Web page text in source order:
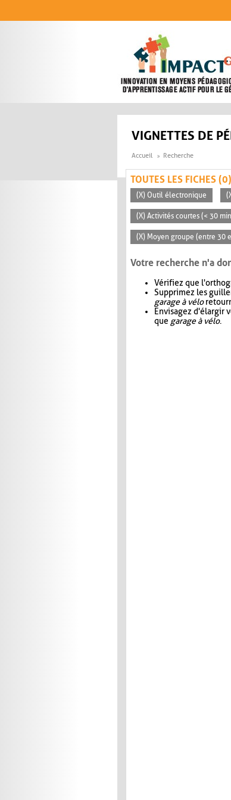
VIGNETTES DE
Accueil Recherche
TOUTES LES FICHES (0)
(X) Outil électronique
(X) Activités courtes (< 30
(X) Moyen groupe (entre 30
Votre recherche n'a
Vérifiez que
Supprimez les
garage à vélo
Envisagez d'élargir
que garage à vélo.